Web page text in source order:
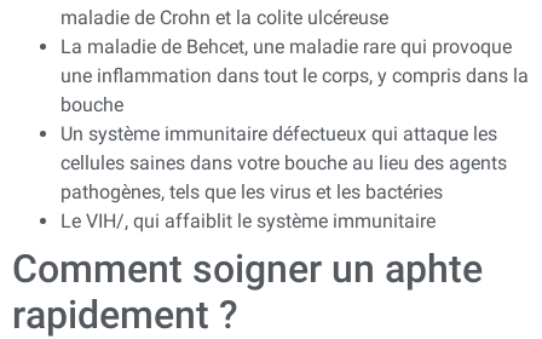
maladie de Crohn et la colite ulcéreuse
La maladie de Behcet, une maladie rare qui provoque
une inflammation dans tout le corps, y compris dans la
bouche
Un système immunitaire défectueux qui attaque les
cellules saines dans votre bouche au lieu des agents
pathogènes, tels que les virus et les bactéries
Le VIH/, qui affaiblit le système immunitaire
Comment soigner un aphte
rapidement ?